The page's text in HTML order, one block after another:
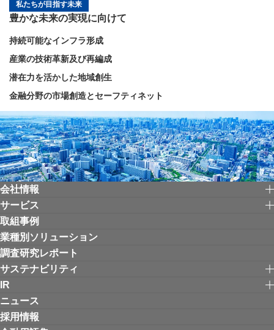
私たちが目指す未来
豊かな未来の実現に向けて
持続可能なインフラ形成
産業の技術革新及び再編成
潜在力を活かした地域創生
金融分野の市場創造とセーフティネット
会社情報
サービス
取組事例
業種別ソリューション
調査研究レポート
サステナビリティ
IR
ニュース
採用情報